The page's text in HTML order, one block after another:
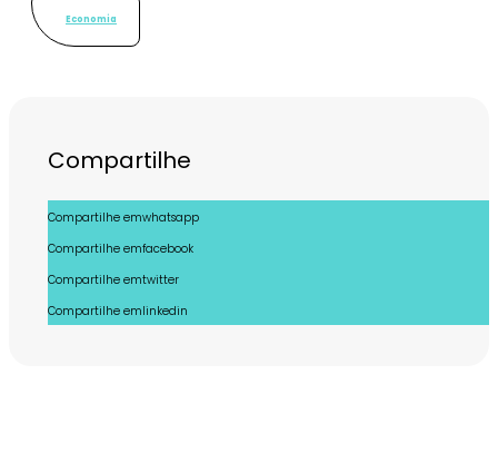
Economia
Compartilhe
Compartilhe emwhatsapp
Compartilhe emfacebook
Compartilhe emtwitter
Compartilhe emlinkedin